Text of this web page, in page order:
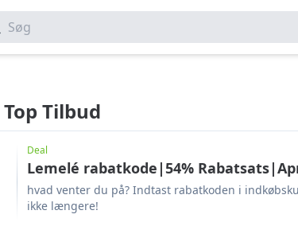
Søg
Tilbud
Deal
Lemelé rabatkode|54%
hvad venter du på? Indtast rabatkoden i
ikke længere!